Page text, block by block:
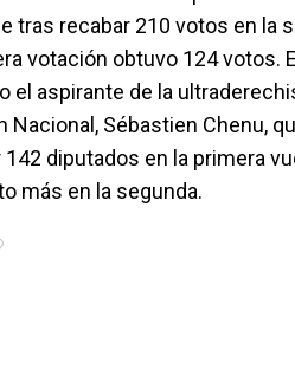
tras recabar 210 votos en la
votación obtuvo 124 votos.
el aspirante de la
Nacional, Sébastien Chenu,
diputados en la primera
más en la segunda.